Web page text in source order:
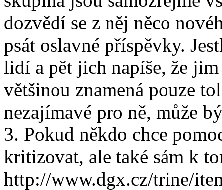
dozvědí se z něj něco
psát oslavné příspěvky.
lidí a pět jich napíše, že
většinou znamená pouze
nezajímavé pro ně, může
3. Pokud někdo chce
kritizovat, ale také sám k
http://www.dgx.cz/trine/